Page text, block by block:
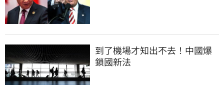
到了機場才知出不去！中國爆
鎖國新法